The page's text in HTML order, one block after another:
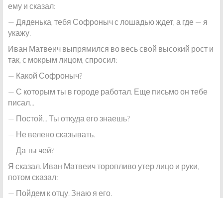
ему и сказал:
— Дяденька, тебя Софроныч с лошадью ждет, а где — я
укажу.
Иван Матвеич выпрямился во весь свой высокий рост и
так, с мокрым лицом, спросил:
— Какой Софроныч?
— С которым ты в городе работал. Еще письмо он тебе
писал...
— Постой... Ты откуда его знаешь?
— Не велено сказывать.
— Да ты чей?
Я сказал. Иван Матвеич торопливо утер лицо и руки,
потом сказал:
— Пойдем к отцу. Знаю я его.